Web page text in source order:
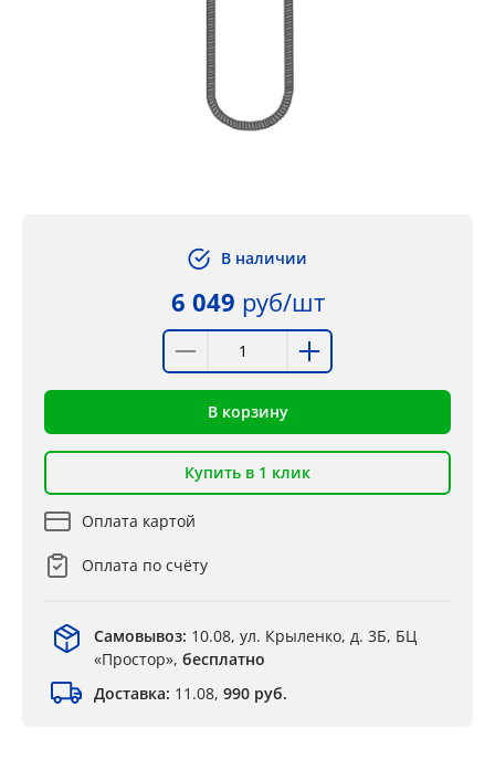
В наличии
6 049 руб/шт
В корзину
Купить в 1 клик
Оплата картой
Оплата по счёту
Самовывоз: 10.08, ул. Крыленко, д. 3Б, БЦ
«Простор», бесплатно
Доставка: 11.08, 990 руб.